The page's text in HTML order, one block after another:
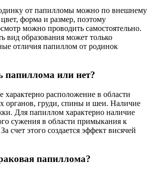
от папилломы можно по внешнему
форма и размер, поэтому
можно проводить самостоятельно.
вид образования может только
отличия папиллом от родинок
папиллома или нет?
характерно расположение в области
органов, груди, спины и шеи. Наличие
Для папиллом характерно наличие
сужения в области примыкания к
счет этого создается эффект висячей
папиллома?